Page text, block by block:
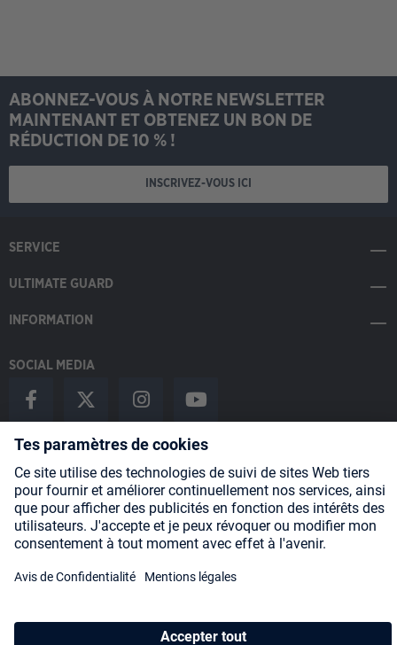
ABONNEZ-VOUS À NOTRE NEWSLETTER
MAINTENANT ET OBTENEZ UN BON DE
RÉDUCTION DE 10 % !
INSCRIVEZ-VOUS ICI
SERVICE
ULTIMATE GUARD
INFORMATION
SOCIAL MEDIA
Payment Methods
Shipping